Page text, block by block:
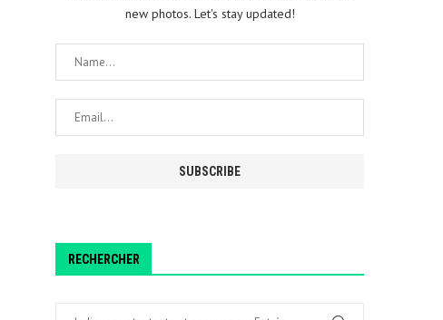
new photos. Let's stay updated!
RECHERCHER